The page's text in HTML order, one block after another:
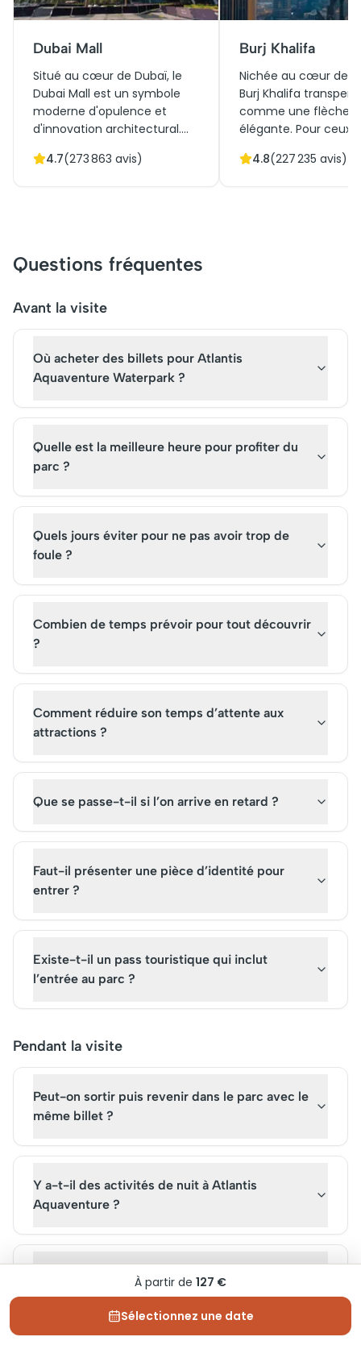
Dubai Mall
Situé au cœur de Dubaï, le
Dubai Mall est un symbole
moderne d'opulence et
d'innovation architectural.
commercial, il représente un
incontournables, comme
l'aquarium géant, il attire des
année. Réservez vos billets à
pourquoi il est devenu une
institution mondiale.
4.7(273 863 avis)
Burj Khalifa
Nichée au cœur de
Burj Khalifa
comme une flèche
élégante. Pour ceux
accéder au Burj
sur Dubaï, cette
4.8(227 235 avis)
Questions fréquentes
Avant la visite
Où acheter des billets pour Atlantis
Aquaventure Waterpark ?
Quelle est la meilleure heure pour profiter du
parc ?
Quels jours éviter pour ne pas avoir trop de
foule ?
Combien de temps prévoir pour tout découvrir
?
Comment réduire son temps d’attente aux
attractions ?
Que se passe-t-il si l’on arrive en retard ?
Faut-il présenter une pièce d’identité pour
entrer ?
Existe-t-il un pass touristique qui inclut
l’entrée au parc ?
Pendant la visite
Peut-on sortir puis revenir dans le parc avec le
même billet ?
Y a-t-il des activités de nuit à Atlantis
Aquaventure ?
Quelle tenue porter pour profiter des
toboggans et piscines ?
À partir de 127 €
Sélectionnez une date